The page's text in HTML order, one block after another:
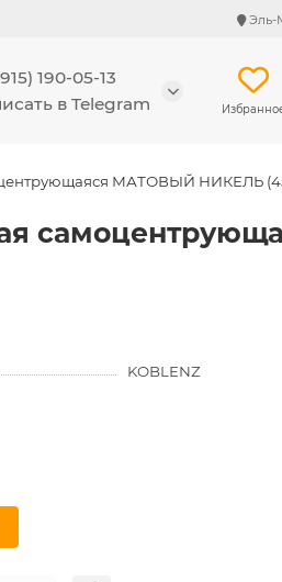
Эль-
190-05-13
в Telegram
МАТОВЫЙ НИКЕЛЬ
KOBLENZ